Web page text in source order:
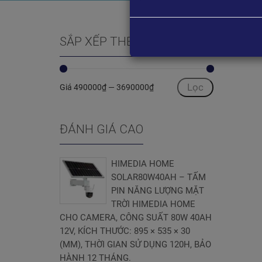
SẮP XẾP THEO GIÁ
Lọc
Giá 490000₫ — 3690000₫
ĐÁNH GIÁ CAO
HIMEDIA HOME
SOLAR80W40AH – TẤM
PIN NĂNG LƯỢNG MẶT
TRỜI HIMEDIA HOME
CHO CAMERA, CÔNG SUẤT 80W 40AH
12V, KÍCH THƯỚC: 895 × 535 × 30
(MM), THỜI GIAN SỬ DỤNG 120H, BẢO
HÀNH 12 THÁNG.